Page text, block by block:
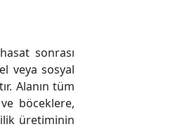
sonrası
veya sosyal
Alanın tüm
böceklere,
üretiminin